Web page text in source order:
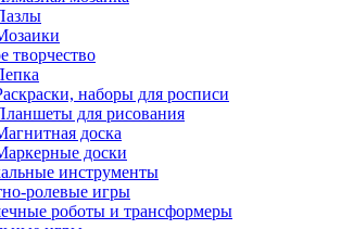
творчество
наборы для росписи
для рисования
доска
доски
инструменты
ролевые игры
роботы и трансформеры